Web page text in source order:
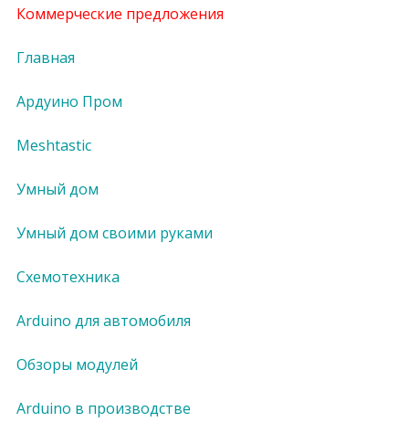
Коммерческие предложения
Главная
Ардуино Пром
Meshtastic
Умный дом
Умный дом своими руками
Схемотехника
Arduino для автомобиля
Обзоры модулей
Arduino в производстве